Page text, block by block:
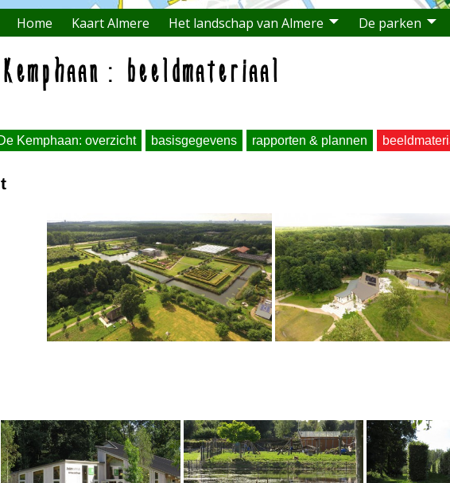
Home Kaart Almere Het landschap van Almere De parken
beeldmateriaal
Kemphaan: overzicht basisgegevens rapporten & plannen